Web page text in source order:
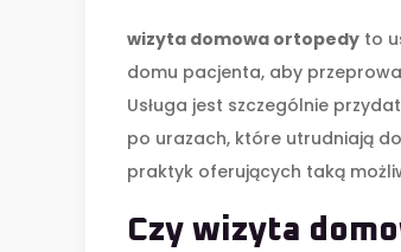
wizyta domowa ortopedy to
domu pacjenta, aby
Usługa jest szczególnie
po urazach, które utrudniają
praktyk oferujących taką
Czy wizyta